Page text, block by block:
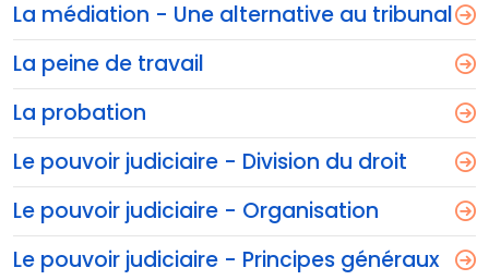
La médiation - Une alternative au tribunal
La peine de travail
La probation
Le pouvoir judiciaire - Division du droit
Le pouvoir judiciaire - Organisation
Le pouvoir judiciaire - Principes généraux